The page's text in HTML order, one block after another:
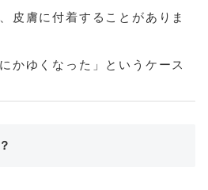
皮膚に付着することがありま
かゆくなった」というケース